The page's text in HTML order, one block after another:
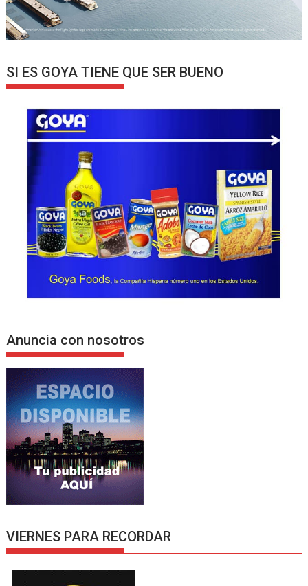
SI ES GOYA TIENE QUE SER BUENO
Anuncia con nosotros
VIERNES PARA RECORDAR